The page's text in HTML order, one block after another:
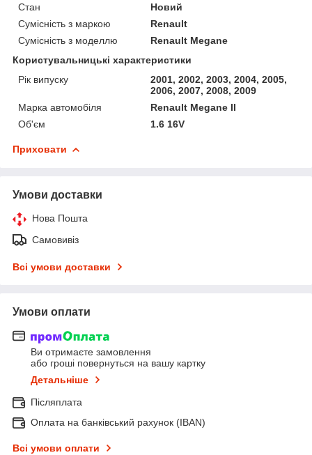
Стан
Новий
Сумісність з маркою
Renault
Сумісність з моделлю
Renault Megane
Користувальницькі характеристики
Рік випуску
2001, 2002, 2003, 2004, 2005,
2006, 2007, 2008, 2009
Марка автомобіля
Renault Megane II
Об'єм
1.6 16V
Приховати
Умови доставки
Нова Пошта
Самовивіз
Всі умови доставки
Умови оплати
Ви отримаєте замовлення
або гроші повернуться на вашу картку
Детальніше
Післяплата
Оплата на банківський рахунок (IBAN)
Всі умови оплати